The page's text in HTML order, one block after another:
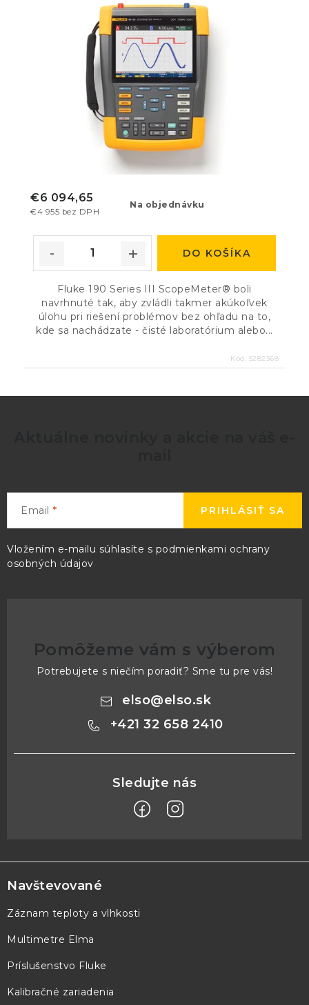
Na objednávku
€4 955 bez DPH
€6 094,65
DO KOŠÍKA
Fluke 190 Series III ScopeMeter® boli
navrhnuté tak, aby zvládli takmer akúkoľvek
úlohu pri riešení problémov bez ohľadu na to,
kde sa nachádzate - čisté laboratórium alebo...
Kód: 5282368
Email
Vložením e-mailu súhlasíte s podmienkami ochrany
osobných údajov
PRIHLÁSIŤ SA
Pomôžeme vám s výberom
Potrebujete s niečím poradiť? Sme tu pre vás!
elso@elso.sk
+421 32 658 2410
á
p
ä
e
Navštevované
Záznam teploty a vlhkosti
Multimetre Elma
Príslušenstvo Fluke
Kalibračné zariadenia